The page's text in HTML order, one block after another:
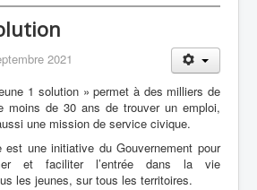
2021
1 solution » permet à des milliers de
moins de 30 ans de trouver un emploi,
une mission de service civique.
une initiative du Gouvernement pour
et faciliter l’entrée dans la vie
les jeunes, sur tous les territoires.